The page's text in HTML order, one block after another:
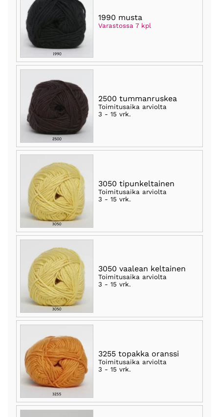
1990 musta
Varastossa 7 kpl
2500 tummanruskea
Toimitusaika arviolta
3 - 15 vrk.
3050 tipunkeltainen
Toimitusaika arviolta
3 - 15 vrk.
3050 vaalean keltainen
Toimitusaika arviolta
3 - 15 vrk.
3255 topakka oranssi
Toimitusaika arviolta
3 - 15 vrk.